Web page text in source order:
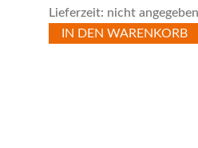
Lieferzeit: nicht angegeben
IN DEN WARENKORB